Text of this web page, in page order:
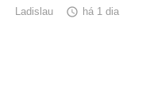
Ladislau  há 1 dia